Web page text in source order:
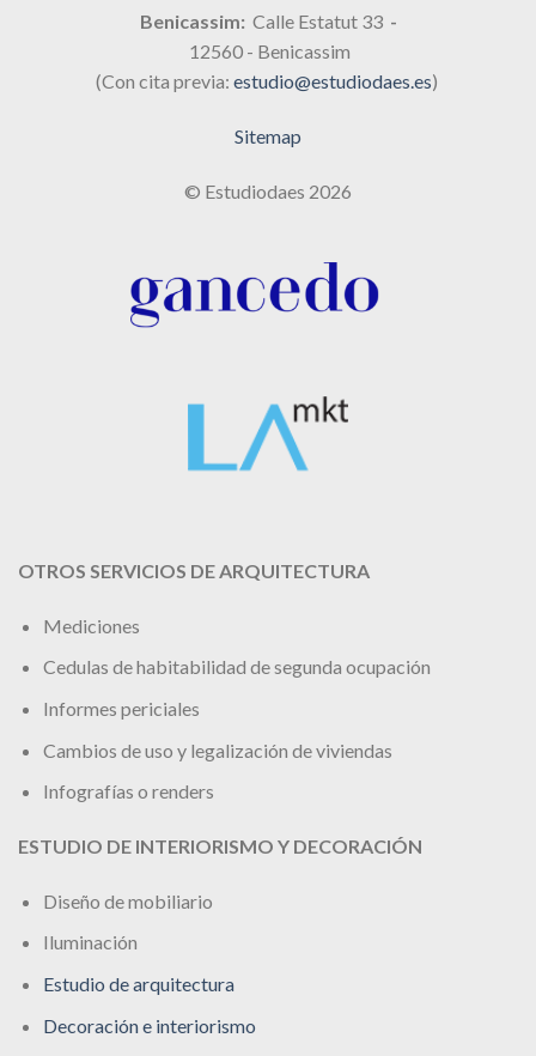
Benicassim: Calle Estatut 33 -
12560 - Benicassim
(Con cita previa: estudio@estudiodaes.es)
Sitemap
© Estudiodaes 2026
OTROS SERVICIOS DE ARQUITECTURA
Mediciones
Cedulas de habitabilidad de segunda ocupación
Informes periciales
Cambios de uso y legalización de viviendas
Infografías o renders
ESTUDIO DE INTERIORISMO Y DECORACIÓN
Diseño de mobiliario
Iluminación
Estudio de arquitectura
Decoración e interiorismo